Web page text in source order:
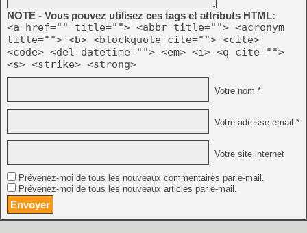
NOTE - Vous pouvez utilisez ces tags et attributs HTML:
<a href="" title=""> <abbr title=""> <acronym
title=""> <b> <blockquote cite=""> <cite>
<code> <del datetime=""> <em> <i> <q cite="">
<s> <strike> <strong>
Votre nom *
Votre adresse email *
Votre site internet
Prévenez-moi de tous les nouveaux commentaires par e-mail.
Prévenez-moi de tous les nouveaux articles par e-mail.